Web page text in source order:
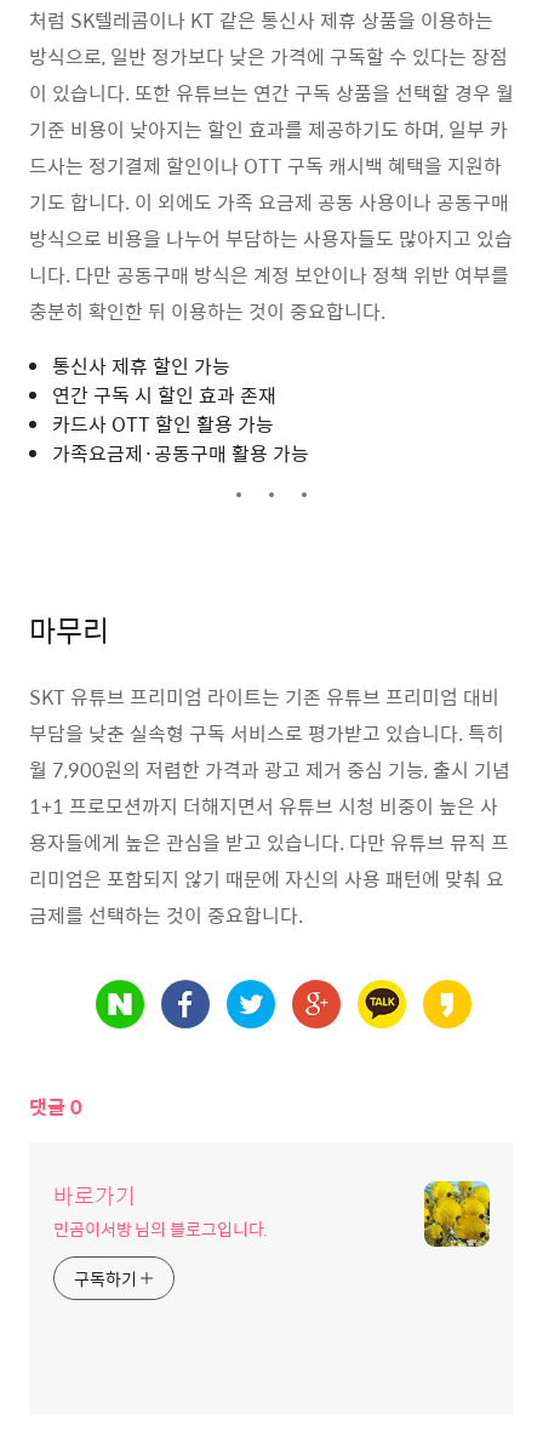
처럼 SK텔레콤이나 KT 같은 통신사 제휴 상품을 이용하는
방식으로, 일반 정가보다 낮은 가격에 구독할 수 있다는 장점
이 있습니다. 또한 유튜브는 연간 구독 상품을 선택할 경우 월
기준 비용이 낮아지는 할인 효과를 제공하기도 하며, 일부 카
드사는 정기결제 할인이나 OTT 구독 캐시백 혜택을 지원하
기도 합니다. 이 외에도 가족 요금제 공동 사용이나 공동구매
방식으로 비용을 나누어 부담하는 사용자들도 많아지고 있습
니다. 다만 공동구매 방식은 계정 보안이나 정책 위반 여부를
충분히 확인한 뒤 이용하는 것이 중요합니다.
통신사 제휴 할인 가능
연간 구독 시 할인 효과 존재
카드사 OTT 할인 활용 가능
가족요금제·공동구매 활용 가능
마무리
SKT 유튜브 프리미엄 라이트는 기존 유튜브 프리미엄 대비
부담을 낮춘 실속형 구독 서비스로 평가받고 있습니다. 특히
월 7,900원의 저렴한 가격과 광고 제거 중심 기능, 출시 기념
1+1 프로모션까지 더해지면서 유튜브 시청 비중이 높은 사
용자들에게 높은 관심을 받고 있습니다. 다만 유튜브 뮤직 프
리미엄은 포함되지 않기 때문에 자신의 사용 패턴에 맞춰 요
금제를 선택하는 것이 중요합니다.
댓글 0
바로가기
민곰이서방 님의 블로그입니다.
구독하기